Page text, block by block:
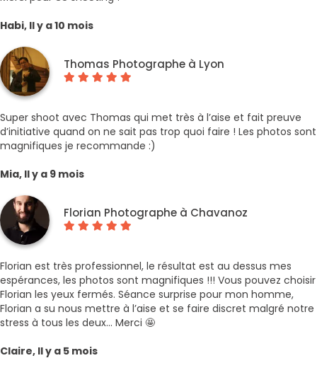
Habi, Il y a 10 mois
Thomas Photographe à Lyon
Super shoot avec Thomas qui met très à l’aise et fait preuve
d’initiative quand on ne sait pas trop quoi faire ! Les photos sont
magnifiques je recommande :)
Mia, Il y a 9 mois
Florian Photographe à Chavanoz
Florian est très professionnel, le résultat est au dessus mes
espérances, les photos sont magnifiques !!! Vous pouvez choisir
Florian les yeux fermés. Séance surprise pour mon homme,
Florian a su nous mettre à l’aise et se faire discret malgré notre
stress à tous les deux... Merci 🤩
Claire, Il y a 5 mois